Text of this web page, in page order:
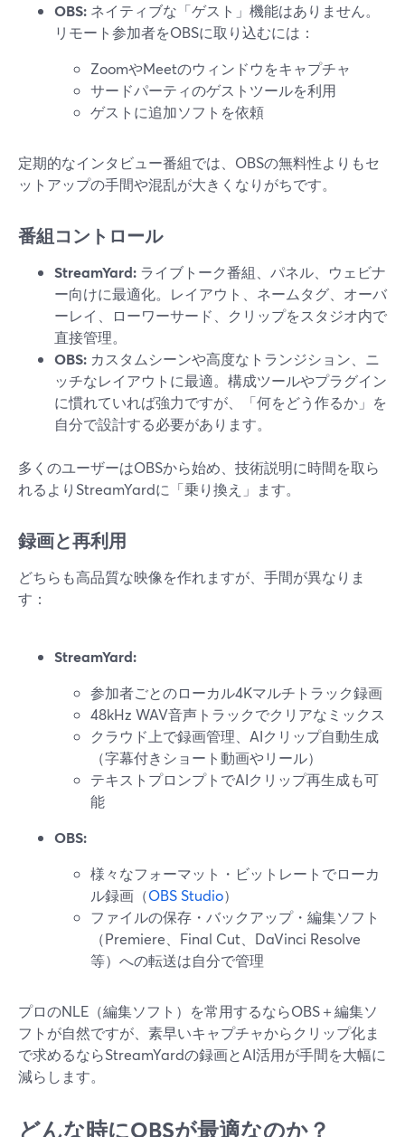
OBS: ネイティブな「ゲスト」機能はありません。
リモート参加者をOBSに取り込むには：
ZoomやMeetのウィンドウをキャプチャ
サードパーティのゲストツールを利用
ゲストに追加ソフトを依頼
定期的なインタビュー番組では、OBSの無料性よりもセ
ットアップの手間や混乱が大きくなりがちです。
番組コントロール
StreamYard: ライブトーク番組、パネル、ウェビナ
ー向けに最適化。レイアウト、ネームタグ、オーバ
ーレイ、ローワーサード、クリップをスタジオ内で
直接管理。
OBS: カスタムシーンや高度なトランジション、ニ
ッチなレイアウトに最適。構成ツールやプラグイン
に慣れていれば強力ですが、「何をどう作るか」を
自分で設計する必要があります。
多くのユーザーはOBSから始め、技術説明に時間を取ら
れるよりStreamYardに「乗り換え」ます。
録画と再利用
どちらも高品質な映像を作れますが、手間が異なりま
す：
StreamYard:
参加者ごとのローカル4Kマルチトラック録画
48kHz WAV音声トラックでクリアなミックス
クラウド上で録画管理、AIクリップ自動生成
（字幕付きショート動画やリール）
テキストプロンプトでAIクリップ再生成も可
能
OBS:
様々なフォーマット・ビットレートでローカ
ル録画（OBS Studio）
ファイルの保存・バックアップ・編集ソフト
（Premiere、Final Cut、DaVinci Resolve
等）への転送は自分で管理
プロのNLE（編集ソフト）を常用するならOBS＋編集ソ
フトが自然ですが、素早いキャプチャからクリップ化ま
で求めるならStreamYardの録画とAI活用が手間を大幅に
減らします。
どんな時にOBSが最適なのか？